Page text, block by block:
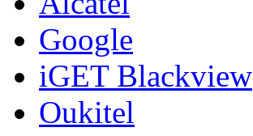
Google
iGET Blackview
Oukitel